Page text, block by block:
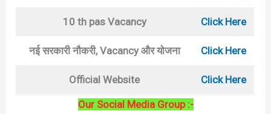
10 th pas Vacancy Click Here
नई सरकारी नौकरी, Vacancy और योजना Click Here
Official Website Click Here
Our Social Media Group :-